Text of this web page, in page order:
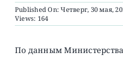
АКТУАЛЬНЫЕ
Published On: Четверг, 30 мая,
Views: 164
По данным